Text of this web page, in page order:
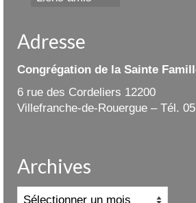
Adresse
Congrégation de la Sainte
6 rue des Cordeliers 12200
Villefranche-de-Rouergue – Tél.
Archives
Archives